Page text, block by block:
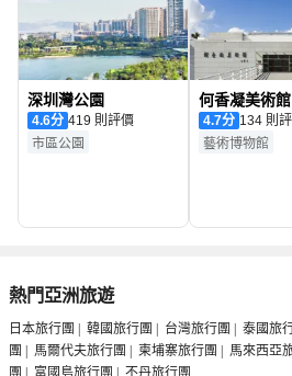
深圳灣公園
4.6分
419 則評價
市區公園
何香凝美術館
4.7分
134
藝術博物館
熱門亞洲旅遊
日本旅行團 | 韓國旅行團 | 台灣旅行團 | 泰國旅
團 | 馬爾代夫旅行團 | 柬埔寨旅行團 | 馬來西亞
團 | 富國島旅行團 | 不丹旅行團